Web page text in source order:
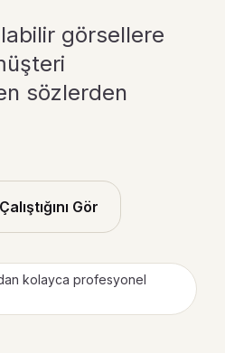
görsellere
sözlerden
Gör
kolayca profesyonel